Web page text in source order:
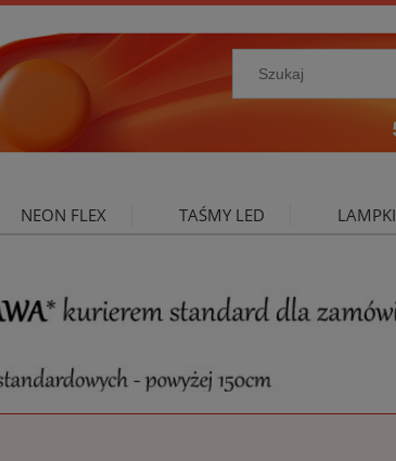
NEON FLEX TAŚMY LED LAMPKI